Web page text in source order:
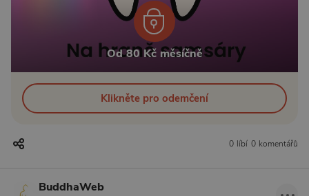
Od 80 Kč měsíčně
Klikněte pro odemčení
0 líbí 0 komentářů
BuddhaWeb